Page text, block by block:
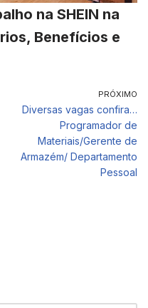
na SHEIN na
Benefícios e
PRÓXIMO
Diversas vagas confira…
Programador de
Materiais/Gerente de
Armazém/ Departamento
Pessoal